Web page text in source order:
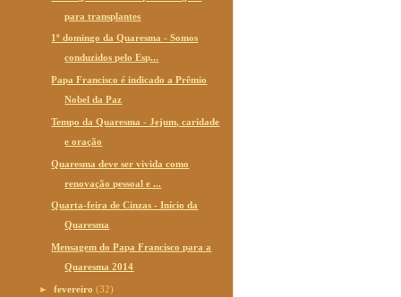
para transplantes
1º domingo da Quaresma - Somos
conduzidos pelo Esp...
Papa Francisco é indicado a Prêmio
Nobel da Paz
Tempo da Quaresma - Jejum, caridade
e oração
Quaresma deve ser vivida como
renovação pessoal e ...
Quarta-feira de Cinzas - Início da
Quaresma
Mensagem do Papa Francisco para a
Quaresma 2014
►fevereiro(32)